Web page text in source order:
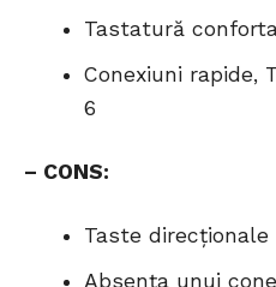
Tastatură
Conexiuni rapide,
6
– CONS:
Taste
Absența unui